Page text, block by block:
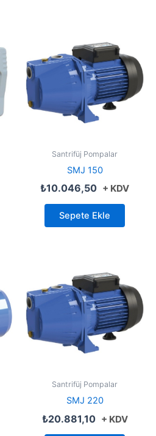
Santrifüj Pompalar
SMJ 150
₺10.046,50 + KDV
Sepete Ekle
Santrifüj Pompalar
SMJ 220
₺20.881,10 + KDV